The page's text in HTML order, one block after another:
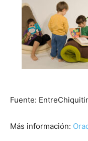
Fuente:
Más información: